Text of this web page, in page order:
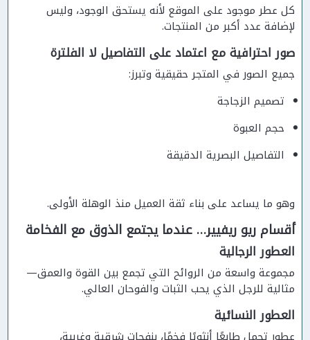
كل عطر موجود على الموقع لأنه يستحق الوجود، وليس
لإضافة عدد أكبر من المنتجات.
صور احترافية مع اعتماد على التفاصيل لا الفلترة
جميع الصور في المتجر حقيقية وتبرز:
تصميم الزجاجة
حجم العبوة
التفاصيل البصرية الدقيقة
وهو ما يساعد على بناء ثقة العميل منذ الوهلة الأولى.
أقسام ريو ريفيير… عندما يجتمع الذوق مع الفخامة
العطور الرجالية
مجموعة واسعة من الروائح التي تجمع بين القوة والعمق—
مثالية للرجل الذي يحب الثبات والفوحان العالي.
العطور النسائية